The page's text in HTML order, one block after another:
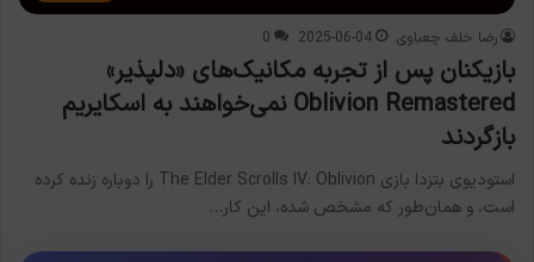
رضا خلف چعباوی 2025-06-04
0
بازیکنان پس از تجربه مکانیک‌های «دلپذیر»
Oblivion Remastered نمی‌خواهند به اسکایریم
بازگردند
استودیوی بتزدا بازی The Elder Scrolls IV: Oblivion را دوباره زنده کرده
است، و همان‌طور که مشخص شده، این کار…